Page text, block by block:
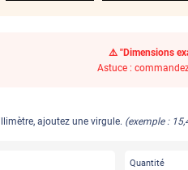
⚠️ "Dimensions
Astuce :
ajoutez une virgule. (exemple :
Quantité